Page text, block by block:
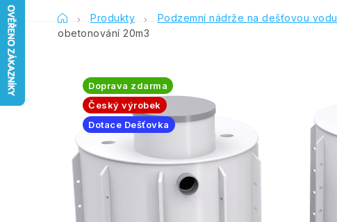
DomůProdukty Podzemní nádrže na dešťovou vodu
obetonování 20m3
Doprava zdarma
Český výrobek
Dotace Dešťovka